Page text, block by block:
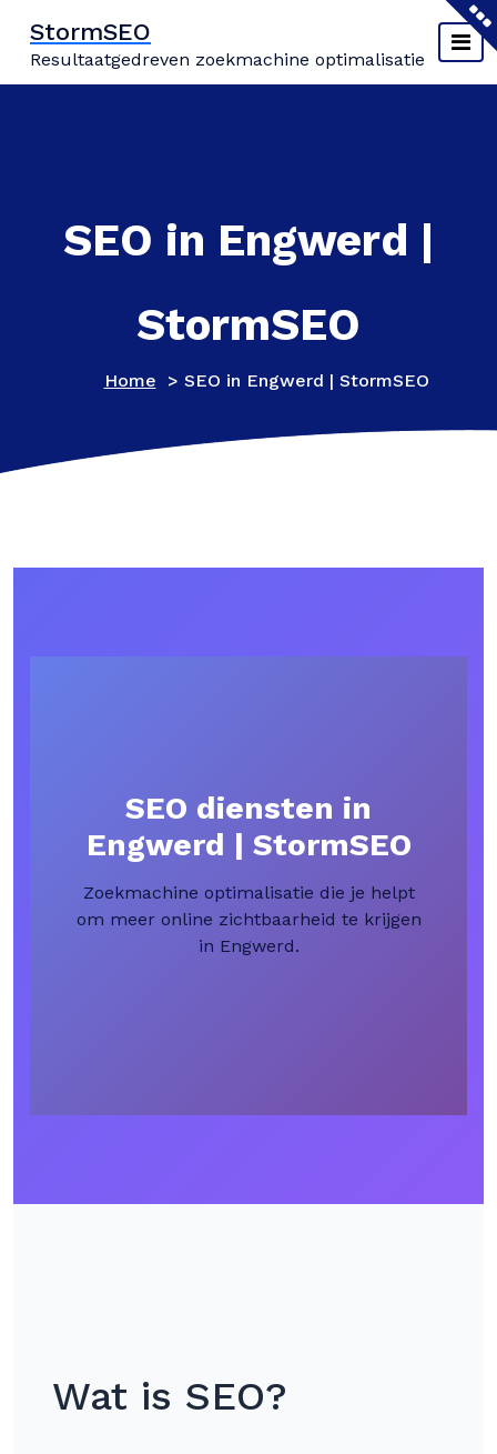
inhoud
springen
StormSEO
Resultaatgedreven zoekmachine optimalisatie
SEO in Engwerd |
StormSEO
Home > SEO in Engwerd | StormSEO
SEO diensten in
Engwerd | StormSEO
Zoekmachine optimalisatie die je helpt
om meer online zichtbaarheid te krijgen
in Engwerd.
Wat is SEO?